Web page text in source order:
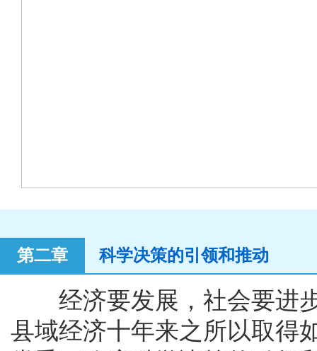
第二章 科学决策的引领和推动
经济要发展，社会要进步
县域经济十年来之所以取得